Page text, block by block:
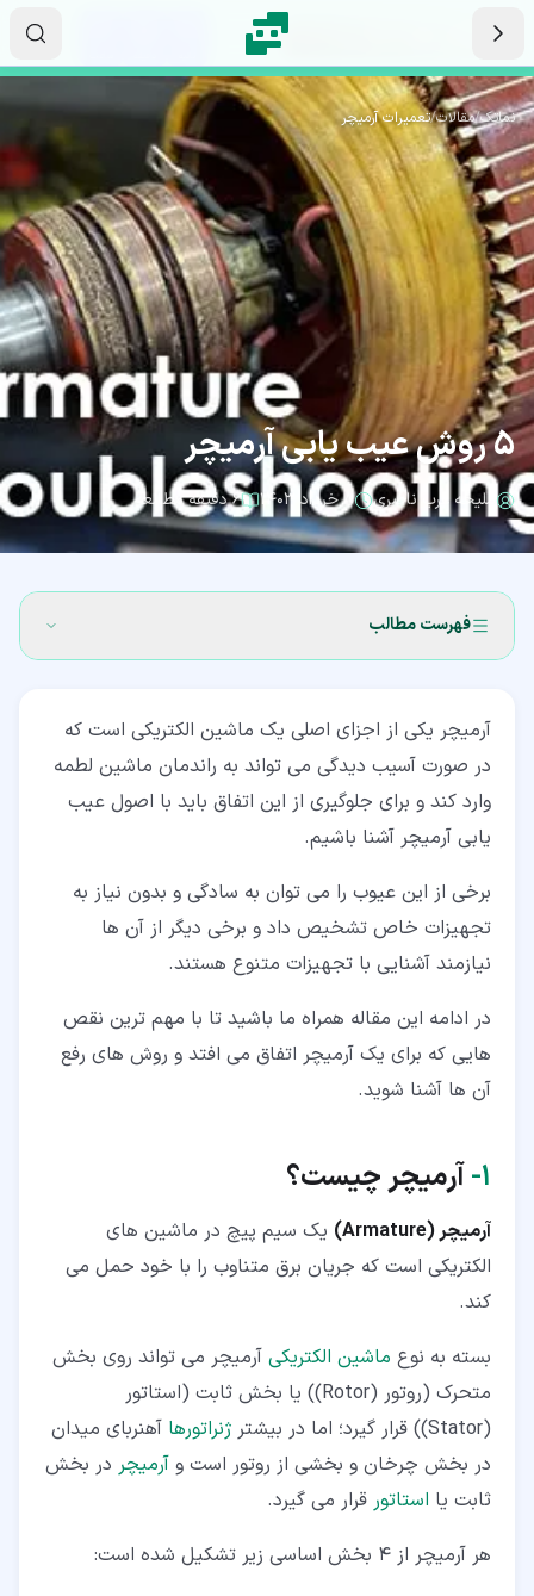
نماتک/مقالات/تعمیرات آرمیچر
5 روش عیب یابی آرمیچر
ملیحه عرب ناصری ۸ خرداد ۱۴۰۳ ۶ دقیقه مطالعه
فهرست مطالب
۲‏- علائم خرابی آرمیچر
۳‏- راه های عیب یابی آرمیچر آسیب دیده
۳‏-‏۱‏- استفاده از گرولر برای عیب یابی آرمیچر
۳‏-‏۲‏- بازرسی براش ها برای عیب یابی آرمیچر
۳‏-‏۳‏- تست مقاومت ۱۸۰ درجه برای عیب یابی آرمیچر
کموتاتور
۴‏- نتیجه گیری
آرمیچر یکی از اجزای اصلی یک ماشین الکتریکی است که
در صورت آسیب دیدگی می تواند به راندمان ماشین لطمه
وارد کند و برای جلوگیری از این اتفاق باید با اصول عیب
یابی آرمیچر آشنا باشیم.
برخی از این عیوب را می توان به سادگی و بدون نیاز به
تجهیزات خاص تشخیص داد و برخی دیگر از آن ها
نیازمند آشنایی با تجهیزات متنوع هستند.
در ادامه این مقاله همراه ما باشید تا با مهم ترین نقص
هایی که برای یک آرمیچر اتفاق می افتد و روش های رفع
آن ها آشنا شوید.
۱‏- آرمیچر چیست؟
آرمیچر (Armature)
یک سیم پیچ در ماشین های
الکتریکی است که جریان برق متناوب را با خود حمل می
کند.
بسته به نوع ماشین الکتریکی آرمیچر می تواند روی بخش
متحرک (روتور (Rotor)) یا بخش ثابت (استاتور
(Stator)) قرار گیرد؛ اما در بیشتر
ژنراتورها آهنربای میدان
در بخش چرخان و بخشی از روتور است و آرمیچر در بخش
ثابت یا استاتور قرار می گیرد.
هر آرمیچر از 4 بخش اساسی زیر تشکیل شده است: